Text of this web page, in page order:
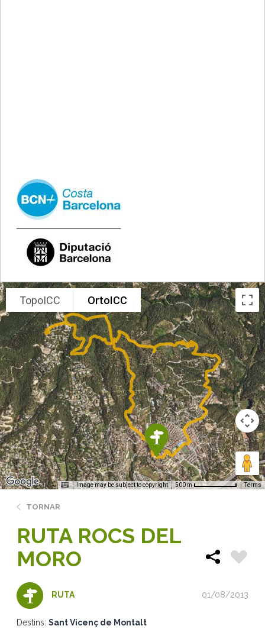
.
TopoICC OrtoICC
Image may be subject to copyright 500 m Terms
TORNAR
RUTA ROCS DEL
MORO
RUTA 01/08/2013
Destins: Sant Vicenç de Montalt